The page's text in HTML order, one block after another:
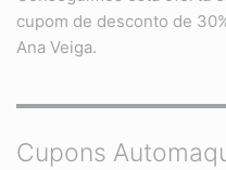
cupom de desconto de
Ana Veiga.
Cupons